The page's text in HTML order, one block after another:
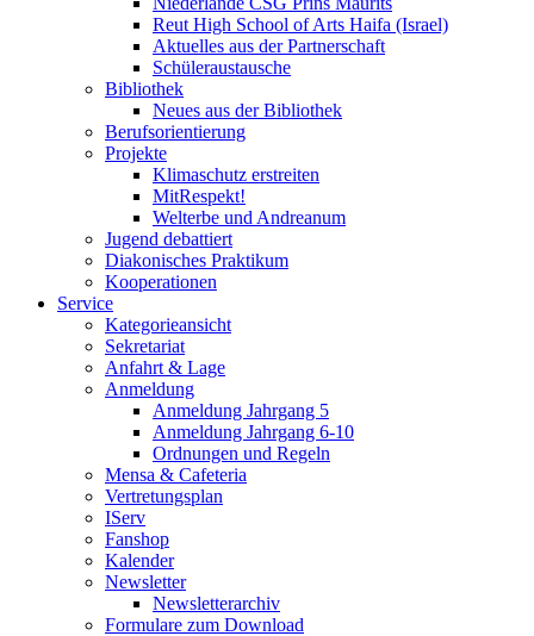
Reut High School of Arts Haifa (Israel)
Aktuelles aus der Partnerschaft
Schüleraustausche
Bibliothek
Neues aus der Bibliothek
Berufsorientierung
Projekte
Klimaschutz erstreiten
MitRespekt!
Welterbe und Andreanum
Jugend debattiert
Diakonisches Praktikum
Kooperationen
Service
Kategorieansicht
Sekretariat
Anfahrt & Lage
Anmeldung
Anmeldung Jahrgang 5
Anmeldung Jahrgang 6-10
Ordnungen und Regeln
Mensa & Cafeteria
Vertretungsplan
IServ
Fanshop
Kalender
Newsletter
Newsletterarchiv
Formulare zum Download